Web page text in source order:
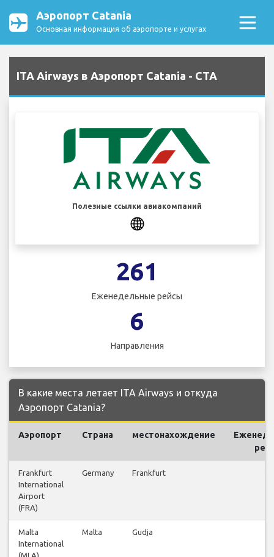
Аэропорт Catania
Основная информация об аэропорте и услугах
ITA Airways в Аэропорт Catania - CTA
Полезные ссылки авиакомпаний
261
Еженедельные рейсы
6
Направления
В какие места летает ITA Airways и откуда
Аэропорт Catania?
Аэропорт Страна местонахождение
Frankfurt
International
Airport
(FRA)
Germany Frankfurt
Malta
International
(MLA)
Malta Gudja